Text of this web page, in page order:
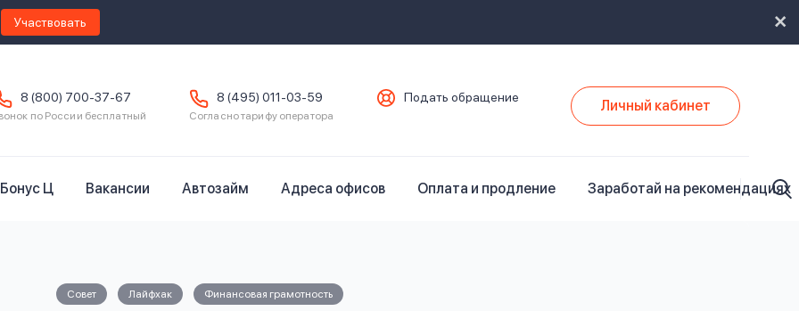
Участвовать
8 (800) 700-37-67
по России бесплатный
8 (495) 011-03-59
Согласно тарифу оператора
Подать обращение Личный кабинет
Бонус Ц Вакансии Автозайм Адреса офисов Оплата и продление Заработай на рекомендациях
Совет Лайфхак Финансовая грамотность